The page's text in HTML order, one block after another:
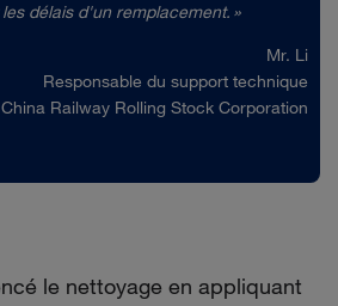
délais d'un remplacement. »
Mr. Li
Responsable du support technique
China Railway Rolling Stock Corporation
le nettoyage en appliquant